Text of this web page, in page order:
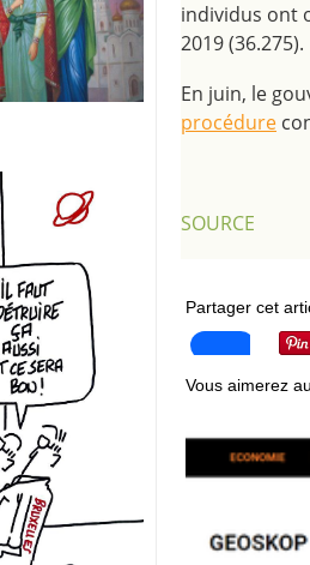
individus ont
2019 (36.275).
En juin, le
procédure
SOURCE
Partager cet
Vous aimerez